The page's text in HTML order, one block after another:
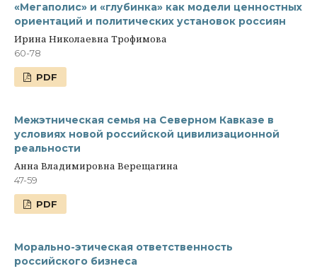
«Мегаполис» и «глубинка» как модели ценностных
ориентаций и политических установок россиян
Ирина Николаевна Трофимова
60-78
PDF
Межэтническая семья на Северном Кавказе в
условиях новой российской цивилизационной
реальности
Анна Владимировна Верещагина
47-59
PDF
Морально-этическая ответственность
российского бизнеса